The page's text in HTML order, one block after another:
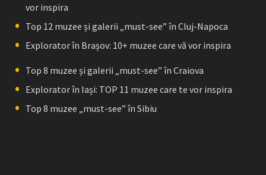
vor inspira
Top 12 muzee și galerii „must-see” în Cluj-Napoca
Explorator în Brașov: 10+ muzee care vă vor inspira
Top 8 muzee și galerii „must-see” în Craiova
Explorator în Iași: TOP 11 muzee care te vor inspira
Top 8 muzee „must-see” în Sibiu